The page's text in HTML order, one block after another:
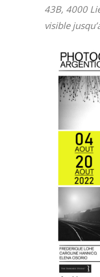
43B, 4000
visible